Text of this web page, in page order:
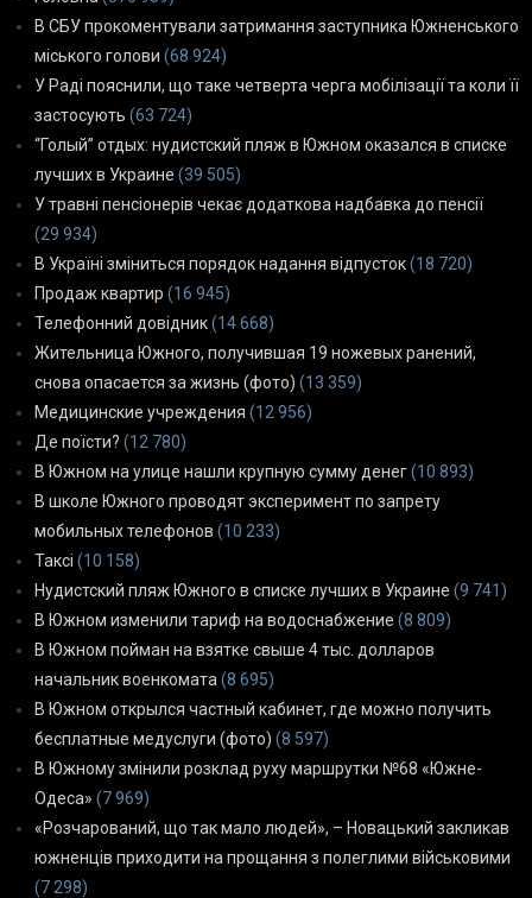
В СБУ прокоментували затримання заступника Южненського
міського голови (68 924)
У Раді пояснили, що таке четверта черга мобілізації та коли її
застосують (63 724)
“Голый” отдых: нудистский пляж в Южном оказался в списке
лучших в Украине (39 505)
У травні пенсіонерів чекає додаткова надбавка до пенсії
(29 934)
В Україні зміниться порядок надання відпусток(18 720)
Продаж квартир (16 945)
Телефонний довідник(14 668)
Жительница Южного, получившая 19 ножевых ранений,
снова опасается за жизнь (фото) (13 359)
Медицинские учреждения (12 956)
Де поїсти? (12 780)
В Южном на улице нашли крупную сумму денег(10 893)
В школе Южного проводят эксперимент по запрету
мобильных телефонов (10 233)
Таксі (10 158)
Нудистский пляж Южного в списке лучших в Украине (9 741)
В Южном изменили тариф на водоснабжение (8 809)
В Южном пойман на взятке свыше 4 тыс. долларов
начальник военкомата (8 695)
В Южном открылся частный кабинет, где можно получить
бесплатные медуслуги (фото) (8 597)
В Южному змінили розклад руху маршрутки №68 «Южне-
Одеса» (7 969)
«Розчарований, що так мало людей», – Новацький закликав
южненців приходити на прощання з полеглими військовими
(7 298)